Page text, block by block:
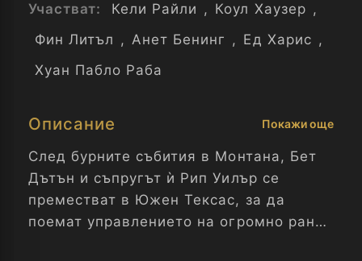
Участват: Кели Райли , Коул Хаузер ,
Фин Литъл , Анет Бенинг , Ед Харис ,
Хуан Пабло Раба
Описание Покажи още
След бурните събития в Монтана, Бет
Дътън и съпругът ѝ Рип Уилър се
преместват в Южен Тексас, за да
поемат управлението на огромно ранчо